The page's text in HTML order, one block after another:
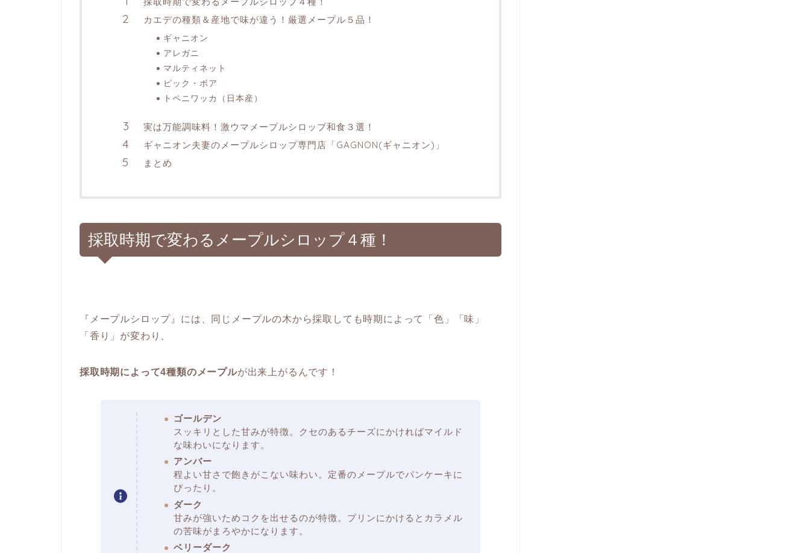
カエデの種類＆産地で味が違う！厳選メープル５品！
ギャニオン
アレガニ
マルティネット
ピック・ボア
トペニワッカ（日本産）
実は万能調味料！激ウマメープルシロップ和食３選！
ギャニオン夫妻のメープルシロップ専門店「GAGNON(ギャニオン)」
まとめ
採取時期で変わるメープルシロップ４種！
『メープルシロップ』には、同じメープルの木から採取しても時期によって「色」「味」
「香り」が変わり、
採取時期によって4種類のメープルが出来上がるんです！
ゴールデン
スッキリとした甘みが特徴。クセのあるチーズにかければマイルド
な味わいになります。
アンバー
程よい甘さで飽きがこない味わい。定番のメープルでパンケーキに
ぴったり。
ダーク
甘みが強いためコクを出せるのが特徴。プリンにかけるとカラメル
の苦味がまろやかになります。
ベリーダーク